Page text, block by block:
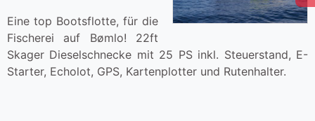
Eine top Bootsflotte, für die
Fischerei auf Bømlo! 22ft
Skager Dieselschnecke mit 25 PS inkl. Steuerstand, E-
Starter, Echolot, GPS, Kartenplotter und Rutenhalter.